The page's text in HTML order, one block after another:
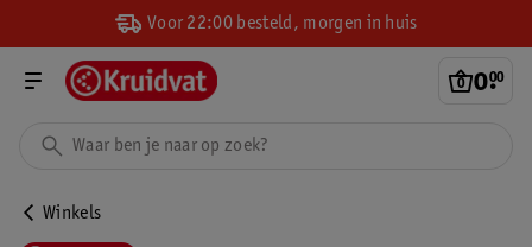
Voor 22:00 besteld, morgen in huis
0.
00
Winkels